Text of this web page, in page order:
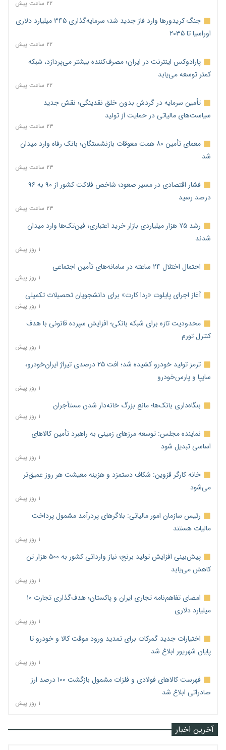
۲۲ ساعت پیش
جنگ کریدورها وارد فاز جدید شد؛ سرمایه‌گذاری ۳۴۵ میلیارد دلاری
اوراسیا تا ۲۰۳۵
۲۲ ساعت پیش
پارادوکس اینترنت در ایران؛ مصرف‌کننده بیشتر می‌پردازد، شبکه
کمتر توسعه می‌یابد
۲۲ ساعت پیش
تأمین سرمایه در گردش بدون خلق نقدینگی؛ نقش جدید
سیاست‌های مالیاتی در حمایت از تولید
۲۳ ساعت پیش
معمای تأمین ۸۰ همت معوقات بازنشستگان؛ بانک رفاه وارد میدان
شد
۲۳ ساعت پیش
فشار اقتصادی در مسیر صعود؛ شاخص فلاکت کشور از ۹۰ به ۹۶
درصد رسید
۲۳ ساعت پیش
رشد ۷۵ هزار میلیاردی بازار خرید اعتباری؛ فین‌تک‌ها وارد میدان
شدند
۱ روز پیش
احتمال اختلال ۲۴ ساعته در سامانه‌های تأمین اجتماعی
۱ روز پیش
آغاز اجرای پایلوت «ردا کارت» برای دانشجویان تحصیلات تکمیلی
۱ روز پیش
محدودیت تازه برای شبکه بانکی؛ افزایش سپرده قانونی با هدف
کنترل تورم
۱ روز پیش
ترمز تولید خودرو کشیده شد؛ افت ۲۵ درصدی تیراژ ایران‌خودرو،
سایپا و پارس‌خودرو
۱ روز پیش
بنگاه‌داری بانک‌ها؛ مانع بزرگ خانه‌دار شدن مستأجران
۱ روز پیش
نماینده مجلس: توسعه مرزهای زمینی به راهبرد تأمین کالاهای
اساسی تبدیل شود
۱ روز پیش
خانه کارگر قزوین: شکاف دستمزد و هزینه معیشت هر روز عمیق‌تر
می‌شود
۱ روز پیش
رئیس سازمان امور مالیاتی: بلاگرهای پردرآمد مشمول پرداخت
مالیات هستند
۱ روز پیش
پیش‌بینی افزایش تولید برنج؛ نیاز وارداتی کشور به ۵۰۰ هزار تن
کاهش می‌یابد
۱ روز پیش
امضای تفاهم‌نامه تجاری ایران و پاکستان؛ هدف‌گذاری تجارت ۱۰
میلیارد دلاری
۱ روز پیش
اختیارات جدید گمرکات برای تمدید ورود موقت کالا و خودرو تا
پایان شهریور ابلاغ شد
۱ روز پیش
فهرست کالاهای فولادی و فلزات مشمول بازگشت ۱۰۰ درصد ارز
صادراتی ابلاغ شد
۱ روز پیش
آخرین اخبار